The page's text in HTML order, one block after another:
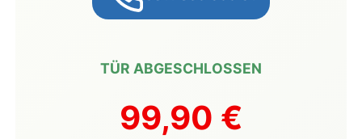
TÜR ABGESCHLOSSEN
99,90 €